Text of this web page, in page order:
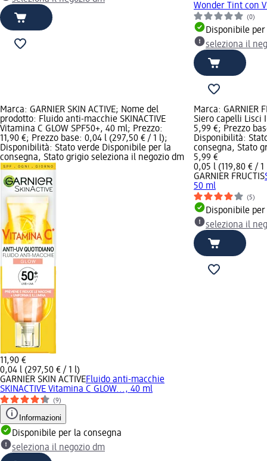
Wonder Tint con
(0)
Disponibile
seleziona il
Marca: GARNIER SKIN ACTIVE; Nome del
prodotto: Fluido anti-macchie SKINACTIVE
Vitamina C GLOW SPF50+, 40 ml; Prezzo:
11,90 €; Prezzo base: 0,04 l (297,50 € / 1 l);
Disponibilità: Stato verde Disponibile per la
consegna, Stato grigio seleziona il negozio dm
11,90 €
0,04 l (297,50 € / 1 l)
GARNIER SKIN ACTIVEFluido anti-macchie
SKINACTIVE Vitamina C GLOW..., 40 ml
(9)
Informazioni
Disponibile per la consegna
seleziona il negozio dm
Marca: GARNIER
Siero capelli Lisci
5,99 €; Prezzo
Disponibilità:
consegna, Stato
5,99 €
0,05 l (119,80 € / 1
GARNIER FRUCTIS
50 ml
(5)
Disponibile
seleziona il